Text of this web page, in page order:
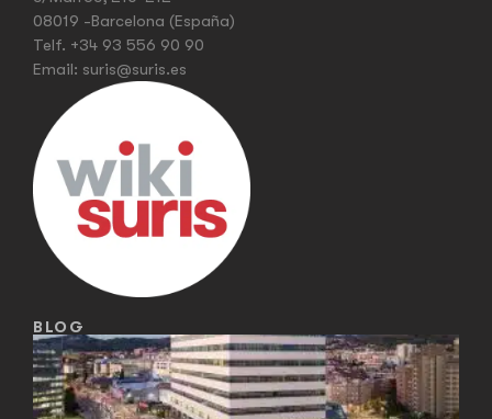
08019 -Barcelona (España)
Telf. +34 93 556 90 90
Email: suris@suris.es
BLOG